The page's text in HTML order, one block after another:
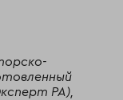
РА),